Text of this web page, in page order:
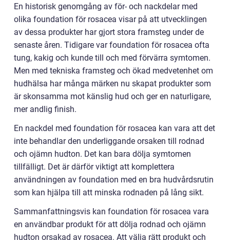
En historisk genomgång av för- och nackdelar med
olika foundation för rosacea visar på att utvecklingen
av dessa produkter har gjort stora framsteg under de
senaste åren. Tidigare var foundation för rosacea ofta
tung, kakig och kunde till och med förvärra symtomen.
Men med tekniska framsteg och ökad medvetenhet om
hudhälsa har många märken nu skapat produkter som
är skonsamma mot känslig hud och ger en naturligare,
mer andlig finish.
En nackdel med foundation för rosacea kan vara att det
inte behandlar den underliggande orsaken till rodnad
och ojämn hudton. Det kan bara dölja symtomen
tillfälligt. Det är därför viktigt att komplettera
användningen av foundation med en bra hudvårdsrutin
som kan hjälpa till att minska rodnaden på lång sikt.
Sammanfattningsvis kan foundation för rosacea vara
en användbar produkt för att dölja rodnad och ojämn
hudton orsakad av rosacea. Att välja rätt produkt och